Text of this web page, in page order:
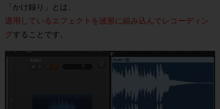
「かけ録り」とは、
適用しているエフェクトを波形に組み込んでレコーディン
グすることです。